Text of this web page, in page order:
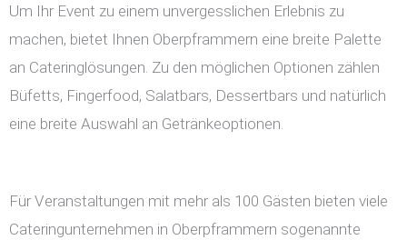
Um Ihr Event zu einem unvergesslichen Erlebnis zu
machen, bietet Ihnen Oberpframmern eine breite Palette
an Cateringlösungen. Zu den möglichen Optionen zählen
Büfetts, Fingerfood, Salatbars, Dessertbars und natürlich
eine breite Auswahl an Getränkeoptionen.
Für Veranstaltungen mit mehr als 100 Gästen bieten viele
Cateringunternehmen in Oberpframmern sogenannte